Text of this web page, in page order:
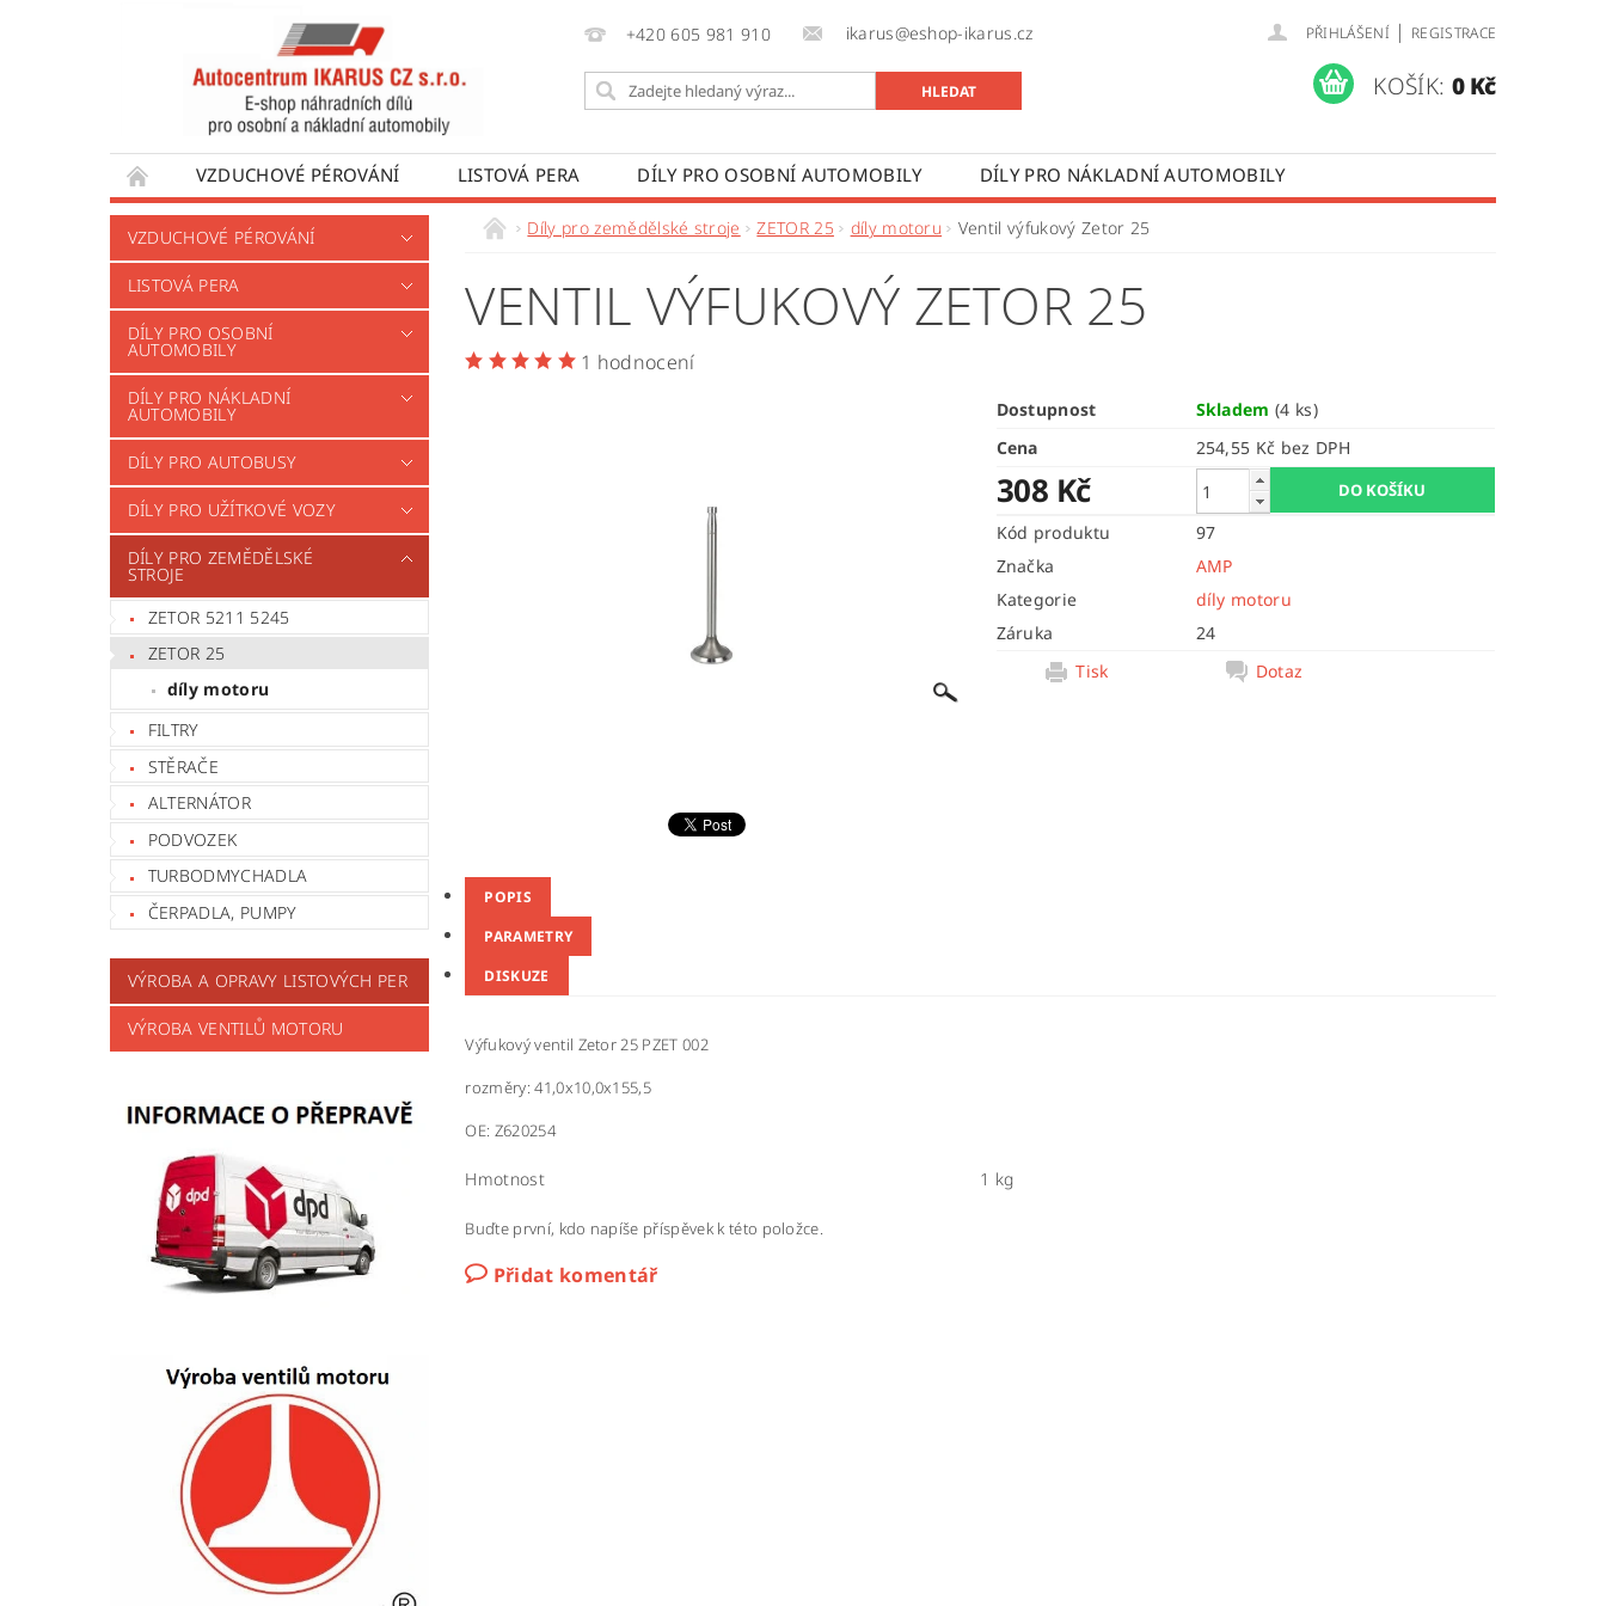
+420 605 981 910 ikarus@eshop-ikarus.cz PŘIHLÁŠENÍ | REGISTRACE
KOŠÍK: 0 Kč
VZDUCHOVÉ PÉROVÁNÍ LISTOVÁ PERA DÍLY PRO OSOBNÍ AUTOMOBILY
DÍLY PRO NÁKLADNÍ AUTOMOBILY
DÍLY PRO AUTOBUSY
DÍLY PRO UŽÍTKOVÉ VOZY DÍLY PRO ZEMĚDĚLSKÉ STROJE
VÝROBA A OPRAVY LISTOVÝCH PER
VÝROBA VENTILŮ MOTORU
VZDUCHOVÉ PÉROVÁNÍ
LISTOVÁ PERA
DÍLY PRO OSOBNÍ
AUTOMOBILY
DÍLY PRO NÁKLADNÍ
AUTOMOBILY
DÍLY PRO AUTOBUSY
DÍLY PRO UŽÍTKOVÉ VOZY
DÍLY PRO ZEMĚDĚLSKÉ
STROJE
ZETOR 5211 5245
ZETOR 25
díly motoru
FILTRY
STĚRAČE
ALTERNÁTOR
PODVOZEK
TURBODMYCHADLA
ČERPADLA, PUMPY
VÝROBA A OPRAVY LISTOVÝCH PER
VÝROBA VENTILŮ MOTORU
Díly pro zemědělské stroje ZETOR 25 díly motoru Ventil výfukový Zetor 25
VENTIL VÝFUKOVÝ ZETOR 25
1 hodnocení
Dostupnost Skladem(4 ks)
Cena
254,55 Kč bez DPH
308 Kč
Kód produktu
97
Značka
AMP
Kategorie
díly motoru
Záruka
24
Tisk
Dotaz
POPIS
PARAMETRY
DISKUZE
Výfukový ventil Zetor 25 PZET 002
rozměry: 41,0x10,0x155,5
OE: Z620254
Hmotnost 1 kg
Buďte první, kdo napíše příspěvek k této položce.
Přidat komentář